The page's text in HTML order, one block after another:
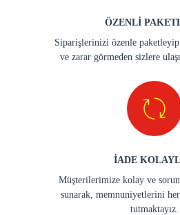
ÖZENLİ
Siparişlerinizi özenle
ve zarar görmeden sizlere
İADE
Müşterilerimize kolay ve
sunarak, memnuniyetlerini
tutmaktayız.